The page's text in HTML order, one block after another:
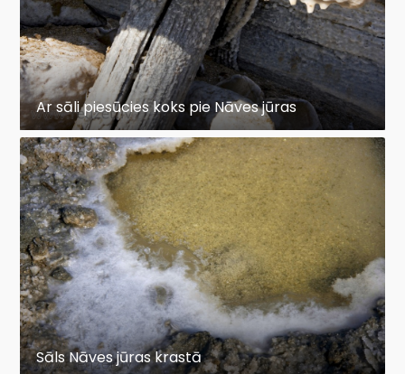
Ar sāli piesūcies koks pie Nāves jūras
Sāls Nāves jūras krastā